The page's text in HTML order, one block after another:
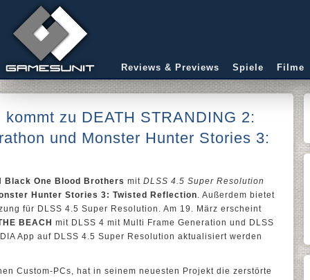
Reviews & Previews Spiele Filme
zu DEATH STRANDING 2:
und Monster Hunter Stories 3:
Black One Blood Brothers mit DLSS 4.5 Super Resolution
Hunter Stories 3: Twisted Reflection. Außerdem bietet
für DLSS 4.5 Super Resolution. Am 19. März erscheint
BEACH mit DLSS 4 mit Multi Frame Generation und DLSS
App auf DLSS 4.5 Super Resolution aktualisiert werden
Custom-PCs, hat in seinem neuesten Projekt die zerstörte